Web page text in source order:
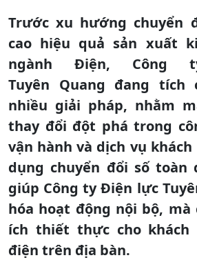
Trước xu hướng chuyển
cao hiệu quả sản xuất
ngành Điện, Công
Tuyên Quang đang tích
nhiều giải pháp, nhằm
thay đổi đột phá trong
vận hành và dịch vụ
dụng chuyển đổi số toàn
giúp Công ty Điện lực
hóa hoạt động nội bộ,
ích thiết thực cho khách
điện trên địa bàn.